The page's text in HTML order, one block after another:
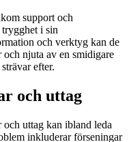
support och
i sin
och verktyg kan de
njuta av en smidigare
efter.
och uttag
och uttag kan ibland leda
inkluderar förseningar